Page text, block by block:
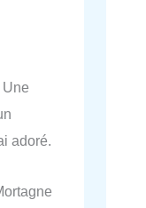
adoré.